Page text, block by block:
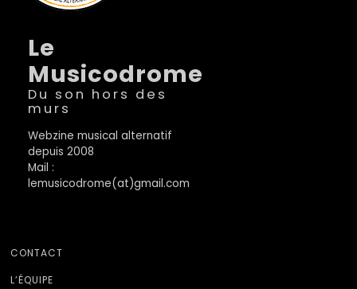
Le
Musicodrome
Du son hors des
murs
Webzine musical alternatif
depuis 2008
Mail :
lemusicodrome(at)gmail.com
CONTACT
L’ÉQUIPE